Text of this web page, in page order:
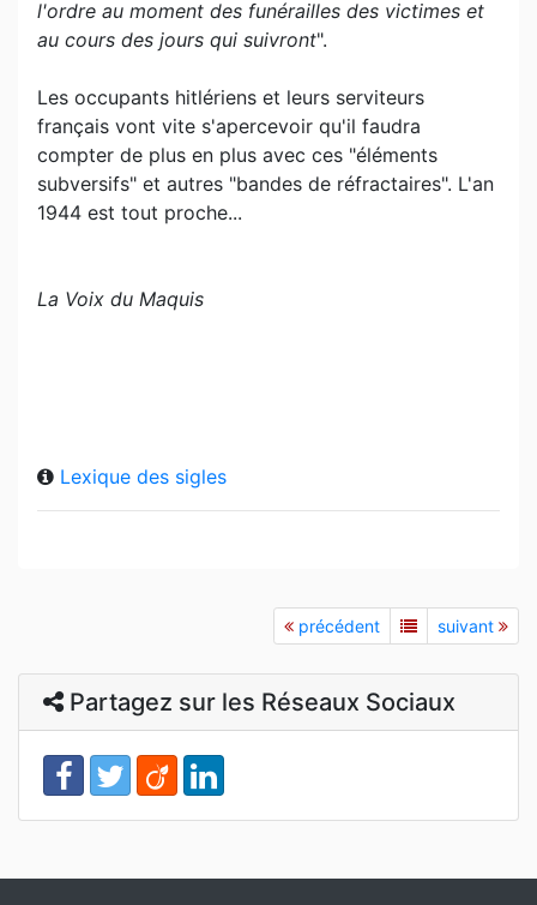
l'ordre au moment des funérailles des victimes et
au cours des jours qui suivront".
Les occupants hitlériens et leurs serviteurs
français vont vite s'apercevoir qu'il faudra
compter de plus en plus avec ces "éléments
subversifs" et autres "bandes de réfractaires". L'an
1944 est tout proche...
La Voix du Maquis
Lexique des sigles
précédent suivant
Partagez sur les Réseaux Sociaux